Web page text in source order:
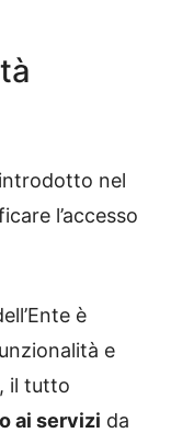
introdotto nel
l’accesso
è
e
il tutto
ai servizi da